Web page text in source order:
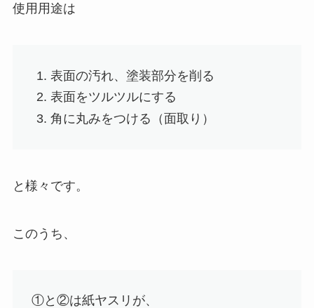
使用用途は
表面の汚れ、塗装部分を削る
表面をツルツルにする
角に丸みをつける（面取り）
と様々です。
このうち、
①と②は紙ヤスリが、